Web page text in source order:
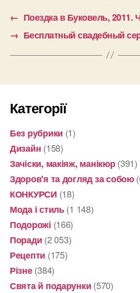
← Поездка в Буковель, 2011.
→ Бесплатный свадебный
Категорії
Без рубрики (1)
Дизайн (158)
Зачіски, макіяж, манікюр(391)
Здоров'я та догляд за собою
КОНКУРСИ (18)
Мода і стиль(1 148)
Подорожі (166)
Поради (2 053)
Рецепти (175)
Різне(384)
Свята й подарунки (570)